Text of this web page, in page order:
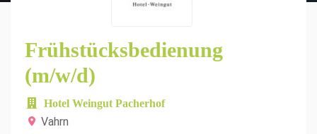
Frühstücksbedienung
(m/w/d)
Hotel Weingut Pacherhof
Vahrn